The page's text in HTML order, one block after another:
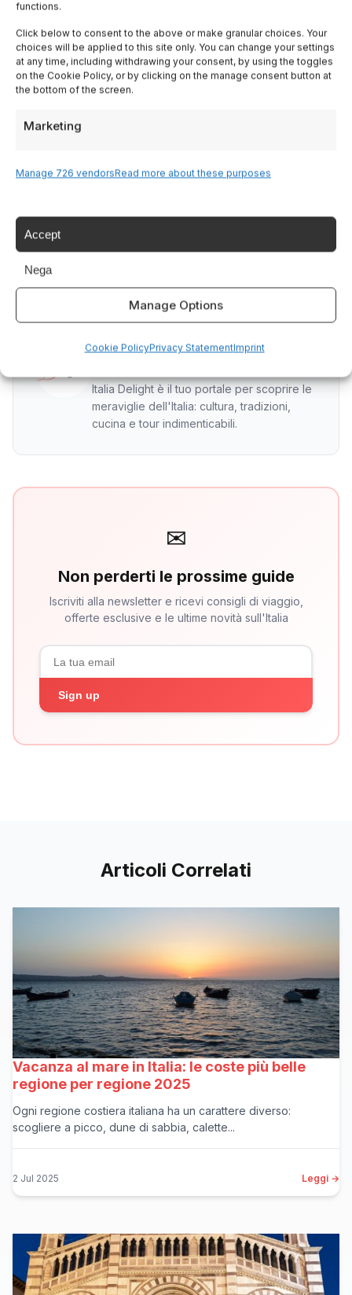
functions.
Click below to consent to the above or make granular choices. Your
choices will be applied to this site only. You can change your settings
at any time, including withdrawing your consent, by using the toggles
on the Cookie Policy, or by clicking on the manage consent button at
the bottom of the screen.
Marketing
Manage 726 vendorsRead more about these purposes
Accept
Nega
Manage Options
Cookie PolicyPrivacy StatementImprint
Tags: Arena Verona , concerti , summer ,
musica , Taormina , teatri
Condividi questo articolo
Facebook
SCRITTO DA
Italia Delight è il tuo portale per scoprire le
meraviglie dell'Italia: cultura, tradizioni,
cucina e tour indimenticabili.
✉
Non perderti le prossime guide
Iscriviti alla newsletter e ricevi consigli di viaggio,
offerte esclusive e le ultime novità sull'Italia
Sign up
Articoli Correlati
Vacanza al mare in Italia: le coste più belle
regione per regione 2025
Ogni regione costiera italiana ha un carattere diverso:
scogliere a picco, dune di sabbia, calette...
2 Jul 2025 Leggi →